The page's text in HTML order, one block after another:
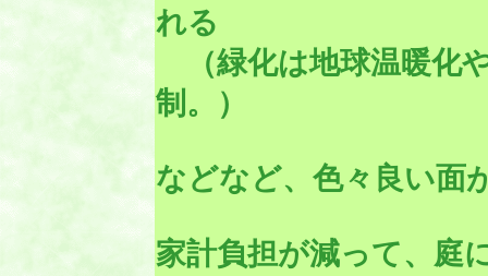
れる
（緑化は地球温暖化
制。）
などなど、色々良い面
家計負担が減って、庭